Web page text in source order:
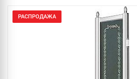
РАСПРОДАЖА